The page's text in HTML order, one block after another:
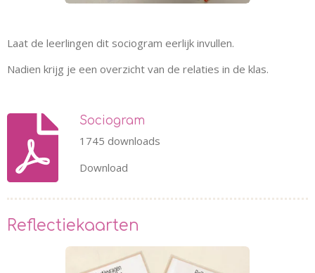
Laat de leerlingen dit sociogram eerlijk invullen.
Nadien krijg je een overzicht van de relaties in de klas.
Sociogram
1745 downloads
Download
Reflectiekaarten